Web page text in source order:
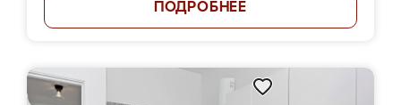
ПОДРОБНЕЕ